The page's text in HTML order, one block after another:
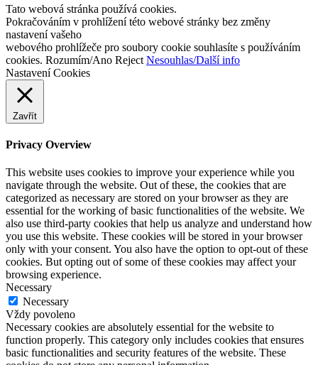
Tato webová stránka používá cookies.
Pokračováním v prohlížení této webové stránky bez změny
nastavení vašeho
webového prohlížeče pro soubory cookie souhlasíte s používáním
cookies. Rozumím/Ano Reject Nesouhlas/Další info
Nastavení Cookies
Zavřít
Privacy Overview
This website uses cookies to improve your experience while you
navigate through the website. Out of these, the cookies that are
categorized as necessary are stored on your browser as they are
essential for the working of basic functionalities of the website. We
also use third-party cookies that help us analyze and understand how
you use this website. These cookies will be stored in your browser
only with your consent. You also have the option to opt-out of these
cookies. But opting out of some of these cookies may affect your
browsing experience.
Necessary
Necessary
Vždy povoleno
Necessary cookies are absolutely essential for the website to
function properly. This category only includes cookies that ensures
basic functionalities and security features of the website. These